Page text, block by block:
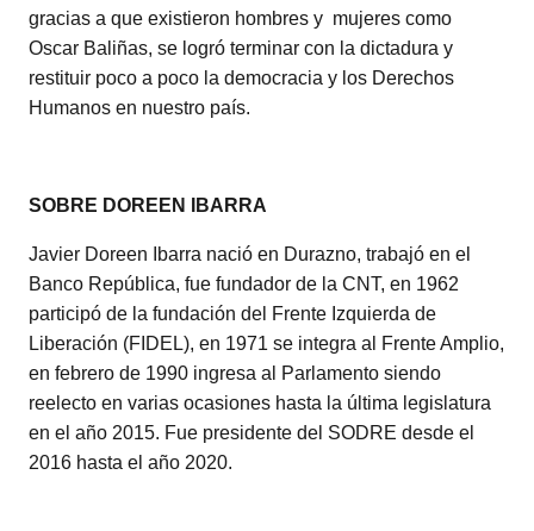
gracias a que existieron hombres y mujeres como
Oscar Baliñas, se logró terminar con la dictadura y
restituir poco a poco la democracia y los Derechos
Humanos en nuestro país.
SOBRE DOREEN IBARRA
Javier Doreen Ibarra nació en Durazno, trabajó en el
Banco República, fue fundador de la CNT, en 1962
participó de la fundación del Frente Izquierda de
Liberación (FIDEL), en 1971 se integra al Frente Amplio,
en febrero de 1990 ingresa al Parlamento siendo
reelecto en varias ocasiones hasta la última legislatura
en el año 2015. Fue presidente del SODRE desde el
2016 hasta el año 2020.